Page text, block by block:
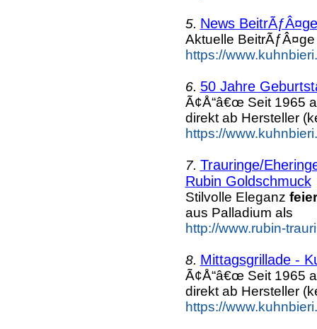
5. News
Aktuelle
https://
6. 50 Jahre
Ã¢Å“â€œ Seit 1965
direkt ab Hersteller
https://
7. Trauringe/
Rubin Goldschmuck
Stilvolle Eleganz
aus Palladium als
http://www.rubin-
8. Mittagsgrillade -
Ã¢Å“â€œ Seit 1965
direkt ab Hersteller
https://